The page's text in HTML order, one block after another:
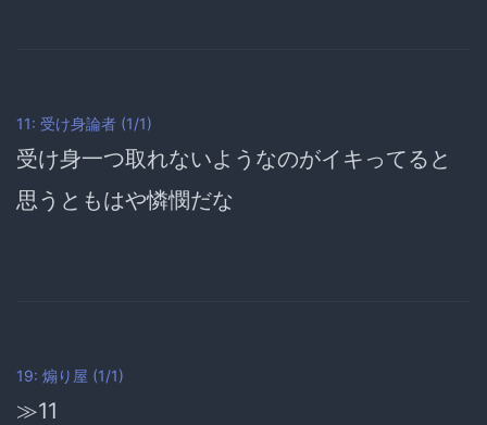
11: 受け身論者 (1/1)
受け身一つ取れないようなのがイキってると
思うともはや憐憫だな
19: 煽り屋 (1/1)
≫11